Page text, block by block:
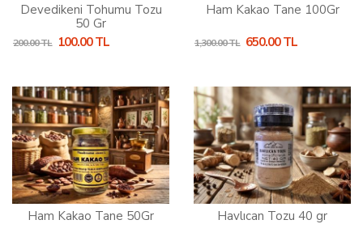
Devedikeni Tohumu Tozu
50 Gr
200.00 TL 100.00 TL
Ham Kakao Tane 100Gr
1,300.00 TL 650.00 TL
Ham Kakao Tane 50Gr Havlıcan Tozu 40 gr